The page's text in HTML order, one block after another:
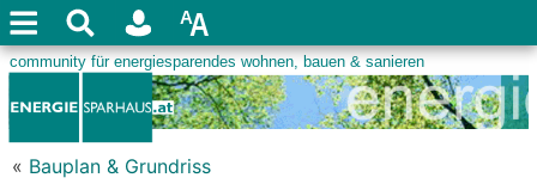
« Bauplan & Grundriss